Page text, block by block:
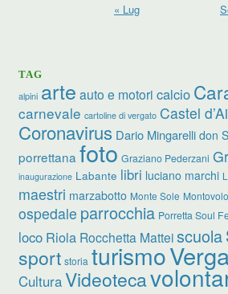
« Lug
TAG
alpini arte auto e motori calcio
carnevale cartoline di vergato Castel
Coronavirus Dario Mingarelli don
porrettana foto Graziano Pederzani
inaugurazione Labante libri luciano marchi
maestri marzabotto Monte Sole Montovolo
ospedale parrocchia Porretta Soul
loco Riola Rocchetta Matteiscuola
sport storia turismo
CulturaVideoteca